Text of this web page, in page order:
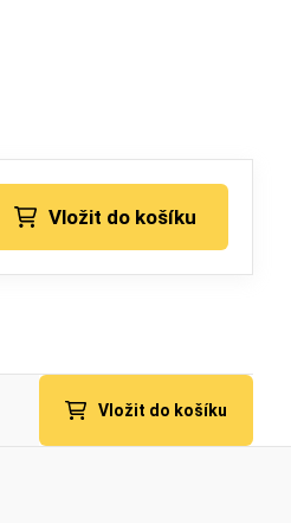
Vložit do košíku
Vložit do košíku